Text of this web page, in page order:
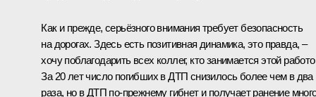
Как и прежде, серьёзного внимания требует безопасность
на дорогах. Здесь есть позитивная динамика, это правда, –
хочу поблагодарить всех коллег, кто занимается этой
За 20 лет число погибших в ДТП снизилось более чем в два
раза, но в ДТП по-прежнему гибнет и получает ранение